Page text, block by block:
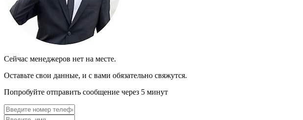
Cейчас менеджеров нет на месте.
Оставьте свои данные, и с вами обязательно свяжутся.
Попробуйте отправить сообщение через 5 минут